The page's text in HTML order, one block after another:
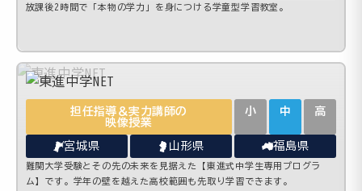
放課後2時間で「本物の学力」を身につける学童型学習教室。
担任指導＆実力講師の
映像授業
小 中 高
宮城県 山形県 福島県
難関大学受験とその先の未来を見据えた【東進式中学生専用プログラ
ム】です。学年の壁を越えた高校範囲も先取り学習できます。